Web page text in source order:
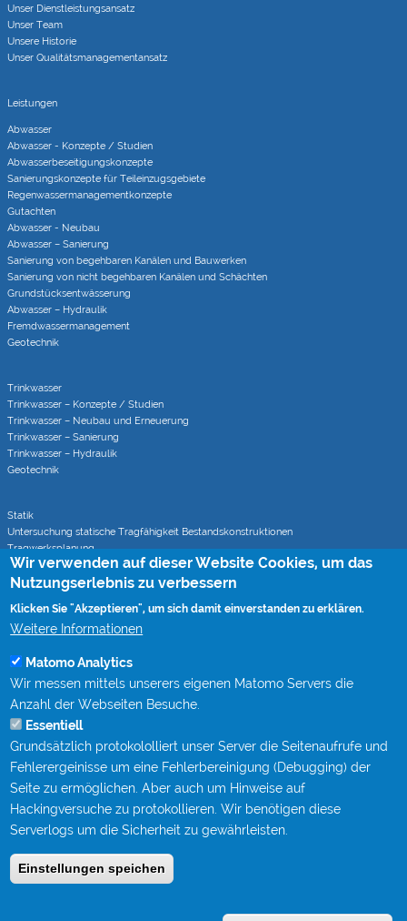
Unser Dienstleistungsansatz
Unser Team
Unsere Historie
Unser Qualitätsmanagementansatz
Leistungen
Abwasser
Abwasser - Konzepte / Studien
Abwasserbeseitigungs­konzepte
Sanierungs­konzepte für Teileinzugs­gebiete
Regenwasser­managementkonzepte
Gutachten
Abwasser - Neubau
Abwasser – Sanierung
Sanierung von begehbaren Kanälen und Bauwerken
Sanierung von nicht begehbaren Kanälen und Schächten
Grundstücks­entwässerung
Abwasser – Hydraulik
Fremdwasser­manage­ment
Geotechnik
Trinkwasser
Trinkwasser – Konzepte / Studien
Trinkwasser – Neubau und Erneuerung
Trinkwasser – Sanierung
Trinkwasser – Hydraulik
Geotechnik
Statik
Untersuchung statische Tragfähigkeit Bestandskonstruktionen
Tragwerksplanung
Statische Berechnungen bei Sanierungsverfahren
Rohrvortrieb
Monitoring von Rohrvortrieben (CoJack)
Wissen
Berufsbegleitende Qualifizierung bei STEIN Ingenieure
Publikationen
Fachgespräche Rohrvortrieb
Kanalgipfel
Kontakt
Impressum
Anmelden
Wir verwenden auf dieser Website Cookies, um das
Nutzungserlebnis zu verbessern
Klicken Sie "Akzeptieren", um sich damit einverstanden zu erklären.
Weitere Informationen
Matomo Analytics
Wir messen mittels unserers eigenen Matomo Servers die
Anzahl der Webseiten Besuche.
Essentiell
Grundsätzlich protokololliert unser Server die Seitenaufrufe und
Fehlerergeinisse um eine Fehlerbereinigung (Debugging) der
Seite zu ermöglichen. Aber auch um Hinweise auf
Hackingversuche zu protokollieren. Wir benötigen diese
Serverlogs um die Sicherheit zu gewährleisten.
Einstellungen speichen